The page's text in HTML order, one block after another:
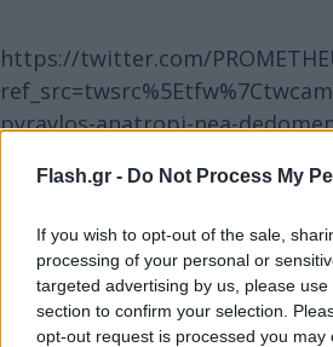
Flash.gr - Do Not Process My
If you wish to opt-out of the sale,
processing of your personal or
targeted advertising by us, please
section to confirm your selection.
opt-out request is processed you may
https://twitter.com/
pyravlos-anatropi-nea-
Υπενθυμίζεται πως οι
οποίες υπήρχε πιθανότητα να
συντρίμμια του πυραύλου
και η Κρήτη, ενώ στη Γη
αύριο, Κυριακή 31 Ιουλίου.